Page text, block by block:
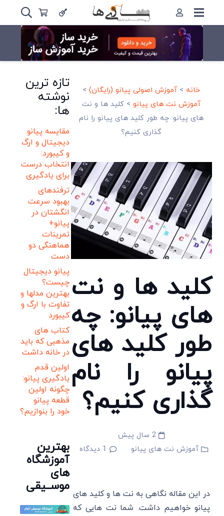
خانه >آموزش اصولی پیانو (رایگان)>
آموزش نت های پیانو> کلید ها و نت
های پیانو: چه طور کلید های پیانو را نام
گذاری کنیم؟
کلید ها و نت
های پیانو: چه
طور کلید های
پیانو را نام
گذاری کنیم؟
2 سال پیش
آموزش نت های پیانو
1 دیدگاه
در این مقاله نگاهی به نت ها و کلید های
پیانو خواهیم داشت. شما نت هایی که
تازه ترین
نوشته
ها:
مقایسه پیانو
دیجیتال و ارگ
و کیبورد:
انتخاب درست
برای یادگیری
ترفندهای
بهبود سرعت
انگشتان در
پیانو+
تمرینات
هماهنگی دو
دست
پیانو دیجیتال
چیست؟
بهترین مدلها و
تفاوت با ارگ و
کیبورد
کتاب های
مذهبی که باید
در خانه داشت
اولین قدم
یادگیری پیانو:
چگونه اولین
قطعه پیانو
خود را بنوازیم؟
بهترین
آموزشگاه
های
موســیقی